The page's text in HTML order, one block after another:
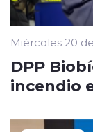
Miércoles 20
DPP
incendio